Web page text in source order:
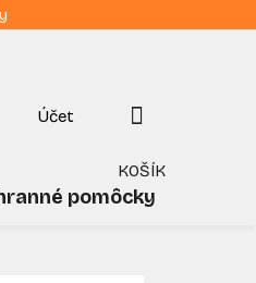
NÁKUPNÝ
KOŠÍK
pomôcky